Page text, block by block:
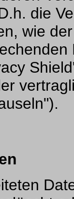
die
wie